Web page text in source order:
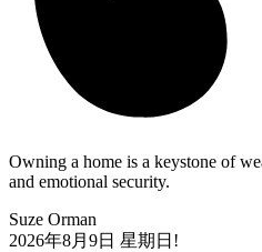
Owning a home is a keystone of
and emotional security.
Suze Orman
2026年8月9日 星期日!